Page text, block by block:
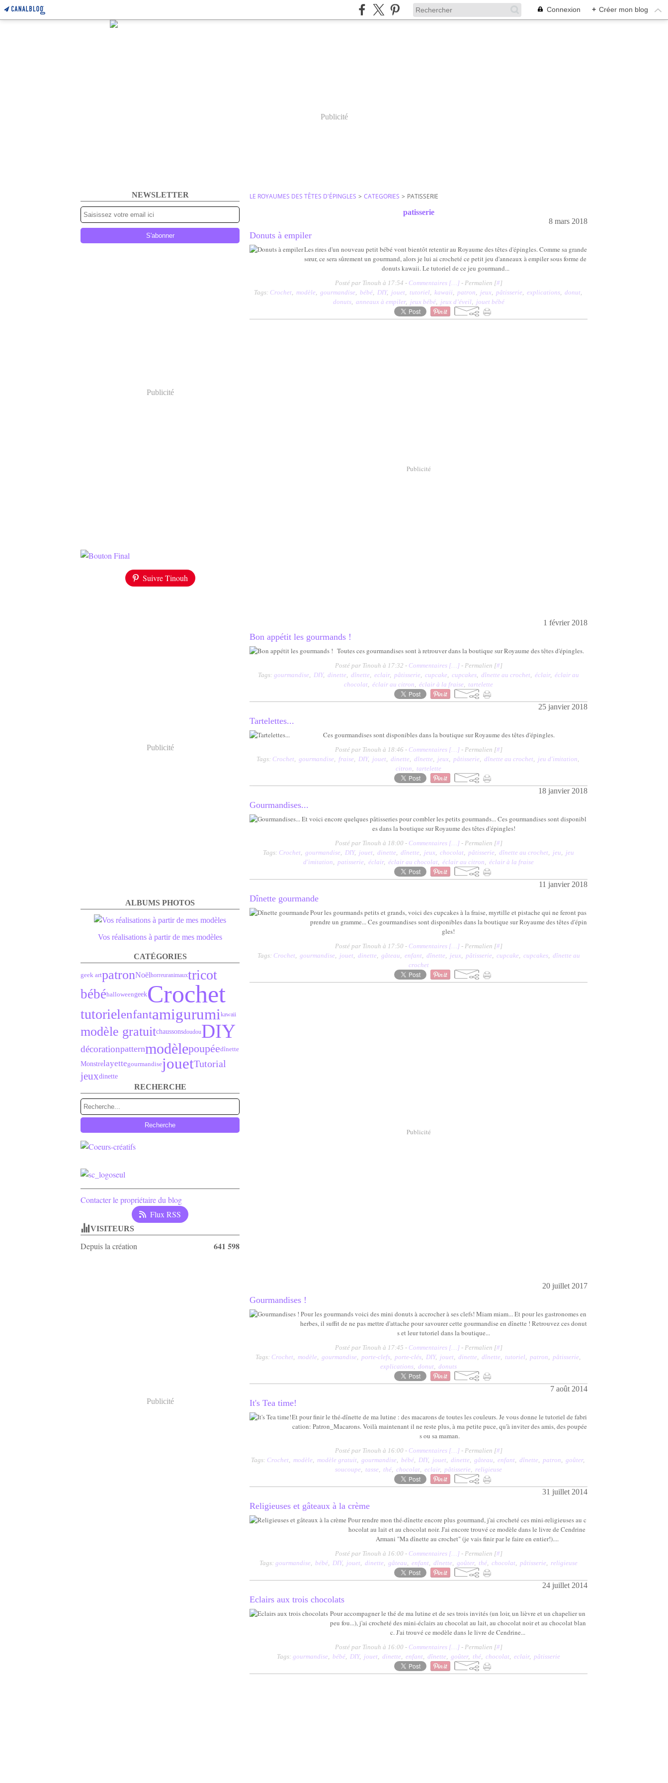
Connexion + Créer mon blog
Publicité
NEWSLETTER
Publicité
Suivre Tinouh
Publicité
ALBUMS PHOTOS
Vos réalisations à partir de mes modèles
CATÉGORIES
geek artpatronNoëlhorreuranimauxtricot
bébéhalloweengeekCrochet
tutorielenfantamigurumikawaii
modèle gratuitchaussonsdoudouDIY
décorationpatternmodèlepoupéedînette
MonstrelayettegourmandisejouetTutorial
jeuxdinette
RECHERCHE
Contacter le propriétaire du blog
Flux RSS
VISITEURS
Depuis la création 641 598
Publicité
LE ROYAUMES DES TÊTES D'ÉPINGLES > CATEGORIES > PATISSERIE
patisserie
8 mars 2018
Donuts à empiler
Les rires d'un nouveau petit bébé vont bientôt retentir au Royaume des têtes d'épingles. Comme sa grande
sœur, ce sera sûrement un gourmand, alors je lui ai crocheté ce petit jeu d'anneaux à empiler sous forme de
donuts kawaii. Le tutoriel de ce jeu gourmand...
Posté par Tinouh à 17:54 - Commentaires [… ]- Permalien [#]
Tags: Crochet, modèle, gourmandise, bébé, DIY, jouet, tutoriel, kawaii, patron, jeux, pâtisserie, explications, donut,
donuts, anneaux à empiler, jeux bébé, jeux d’éveil, jouet bébé
Publicité
1 février 2018
Bon appétit les gourmands !
Toutes ces gourmandises sont à retrouver dans la boutique sur Royaume des têtes d'épingles.
Posté par Tinouh à 17:32 - Commentaires [… ]- Permalien [#]
Tags: gourmandise, DIY, dinette, dînette, eclair, pâtisserie, cupcake, cupcakes, dînette au crochet, éclair, éclair au
chocolat, éclair au citron, éclair à la fraise, tartelette
25 janvier 2018
Tartelettes...
Ces gourmandises sont disponibles dans la boutique sur Royaume des têtes d'épingles.
Posté par Tinouh à 18:46 - Commentaires [… ]- Permalien [#]
Tags: Crochet, gourmandise, fraise, DIY, jouet, dinette, dînette, jeux, pâtisserie, dînette au crochet, jeu d'imitation,
citron, tartelette
18 janvier 2018
Gourmandises...
Et voici encore quelques pâtisseries pour combler les petits gourmands... Ces gourmandises sont disponibl
es dans la boutique sur Royaume des têtes d'épingles!
Posté par Tinouh à 18:00 - Commentaires [… ]- Permalien [#]
Tags: Crochet, gourmandise, DIY, jouet, dinette, dînette, jeux, chocolat, pâtisserie, dînette au crochet, jeu, jeu
d'imitation, patisserie, éclair, éclair au chocolat, éclair au citron, éclair à la fraise
11 janvier 2018
Dînette gourmande
Pour les gourmands petits et grands, voici des cupcakes à la fraise, myrtille et pistache qui ne feront pas
prendre un gramme... Ces gourmandises sont disponibles dans la boutique sur Royaume des têtes d'épin
gles!
Posté par Tinouh à 17:50 - Commentaires [… ]- Permalien [#]
Tags: Crochet, gourmandise, jouet, dinette, gâteau, enfant, dînette, jeux, pâtisserie, cupcake, cupcakes, dînette au
crochet
Publicité
20 juillet 2017
Gourmandises !
Pour les gourmands voici des mini donuts à accrocher à ses clefs! Miam miam... Et pour les gastronomes en
herbes, il suffit de ne pas mettre d'attache pour savourer cette gourmandise en dînette ! Retrouvez ces donut
s et leur tutoriel dans la boutique...
Posté par Tinouh à 17:45 - Commentaires [… ]- Permalien [#]
Tags: Crochet, modèle, gourmandise, porte-clefs, porte-clés, DIY, jouet, dinette, dînette, tutoriel, patron, pâtisserie,
explications, donut, donuts
7 août 2014
It's Tea time!
Et pour finir le thé-dînette de ma lutine : des macarons de toutes les couleurs. Je vous donne le tutoriel de fabri
cation: Patron_Macarons. Voilà maintenant il ne reste plus, à ma petite puce, qu'à inviter des amis, des poupée
s ou sa maman.
Posté par Tinouh à 16:00 - Commentaires [… ]- Permalien [#]
Tags: Crochet, modèle, modèle gratuit, gourmandise, bébé, DIY, jouet, dinette, gâteau, enfant, dînette, patron, goûter,
soucoupe, tasse, thé, chocolat, eclair, pâtisserie, religieuse
31 juillet 2014
Religieuses et gâteaux à la crème
Pour rendre mon thé-dînette encore plus gourmand, j'ai crocheté ces mini-religieuses au c
hocolat au lait et au chocolat noir. J'ai encore trouvé ce modèle dans le livre de Cendrine
Armani "Ma dînette au crochet" (je vais finir par le faire en entier!)....
Posté par Tinouh à 16:00 - Commentaires [… ]- Permalien [#]
Tags: gourmandise, bébé, DIY, jouet, dinette, gâteau, enfant, dînette, goûter, thé, chocolat, pâtisserie, religieuse
24 juillet 2014
Eclairs aux trois chocolats
Pour accompagner le thé de ma lutine et de ses trois invités (un loir, un lièvre et un chapelier un
peu fou...), j'ai crocheté des mini-éclairs au chocolat au lait, au chocolat noir et au chocolat blan
c. J'ai trouvé ce modèle dans le livre de Cendrine...
Posté par Tinouh à 16:00 - Commentaires [… ]- Permalien [#]
Tags: gourmandise, bébé, DIY, jouet, dinette, enfant, dînette, goûter, thé, chocolat, eclair, pâtisserie